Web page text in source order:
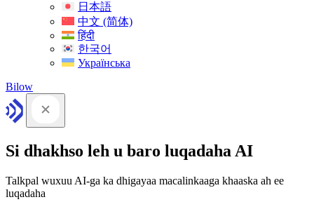
日本語
中文 (简体)
हिंदी
한국어
Українська
Bilow
Si dhakhso leh u baro luqadaha AI
Talkpal wuxuu AI-ga ka dhigayaa macalinkaaga khaaska ah ee
luqadaha